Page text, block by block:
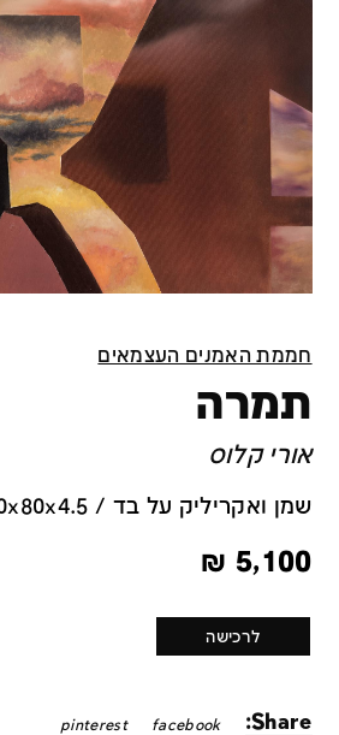
חממת האמנים העצמאים
תמרה
אורי קלוס
שמן ואקריליק על בד / 110x80x4.5 ס''מ
5,100
₪
לרכישה
Share:
facebook
pinterest